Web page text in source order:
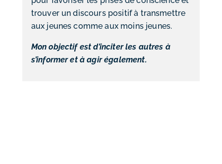
trouver un discours positif à transmettre
aux jeunes comme aux moins jeunes.
Mon objectif est d’inciter les autres à
s’informer et à agir également.